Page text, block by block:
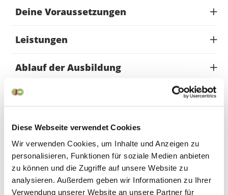
Diese Webseite verwendet Cookies
Wir verwenden Cookies, um Inhalte und Anzeigen zu
personalisieren, Funktionen für soziale Medien anbieten
zu können und die Zugriffe auf unsere Website zu
analysieren. Außerdem geben wir Informationen zu Ihrer
Verwendung unserer Website an unsere Partner für
Deine Voraussetzungen
Leistungen
Ablauf der Ausbildung
Lerninhalte
Ausbildungsorte
Informationsflyer